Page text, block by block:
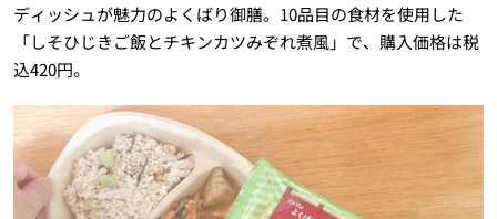
ディッシュが魅力のよくばり御膳。10品目の食材を使用した
「しそひじきご飯とチキンカツみぞれ煮風」で、購入価格は税
込420円。